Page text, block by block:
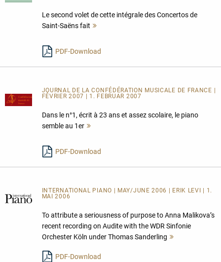
Le second volet de cette intégrale des Concertos de
Saint-Saëns fait
PDF-Download
JOURNAL DE LA CONFÉDÉRATION MUSICALE DE FRANCE |
FÉVRIER 2007 | 1. FEBRUAR 2007
Dans le n°1, écrit à 23 ans et assez scolaire, le piano
semble au 1er
PDF-Download
INTERNATIONAL PIANO | MAY/JUNE 2006 | ERIK LEVI | 1.
MAI 2006
To attribute a seriousness of purpose to Anna Malikova’s
recent recording on Audite with the WDR Sinfonie
Orchester Köln under Thomas Sanderling
PDF-Download